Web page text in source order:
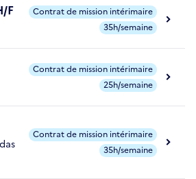
F
Contrat de mission intérimaire
35h/semaine
Contrat de mission intérimaire
25h/semaine
Contrat de mission intérimaire
35h/semaine